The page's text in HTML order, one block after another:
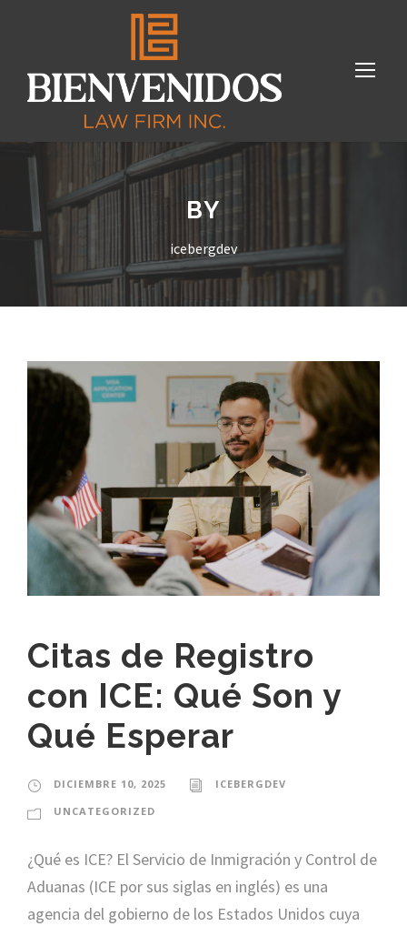
BY
icebergdev
Citas de Registro
con ICE: Qué Son y
Qué Esperar
DICIEMBRE 10, 2025
ICEBERGDEV
UNCATEGORIZED
¿Qué es ICE? El Servicio de Inmigración y Control de
Aduanas (ICE por sus siglas en inglés) es una
agencia del gobierno de los Estados Unidos cuya